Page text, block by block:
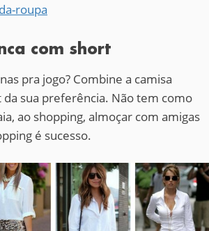
roupa
com short
pra jogo? Combine a camisa
da sua preferência. Não tem como
ao shopping, almoçar com amigas
é sucesso.